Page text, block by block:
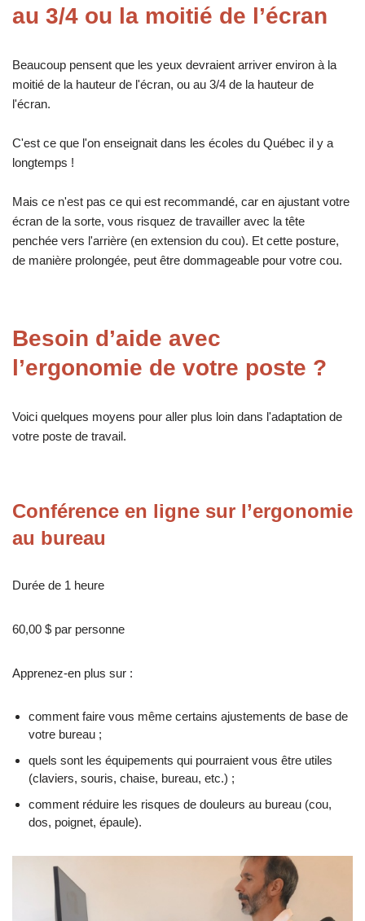
au 3/4 ou la moitié de l’écran
Beaucoup pensent que les yeux devraient arriver environ à la
moitié de la hauteur de l'écran, ou au 3/4 de la hauteur de
l'écran.
C'est ce que l'on enseignait dans les écoles du Québec il y a
longtemps !
Mais ce n'est pas ce qui est recommandé, car en ajustant votre
écran de la sorte, vous risquez de travailler avec la tête
penchée vers l'arrière (en extension du cou). Et cette posture,
de manière prolongée, peut être dommageable pour votre cou.
Besoin d’aide avec
l’ergonomie de votre poste ?
Voici quelques moyens pour aller plus loin dans l'adaptation de
votre poste de travail.
Conférence en ligne sur l’ergonomie
au bureau
Durée de 1 heure
60,00 $ par personne
Apprenez-en plus sur :
comment faire vous même certains ajustements de base de
votre bureau ;
quels sont les équipements qui pourraient vous être utiles
(claviers, souris, chaise, bureau, etc.) ;
comment réduire les risques de douleurs au bureau (cou,
dos, poignet, épaule).